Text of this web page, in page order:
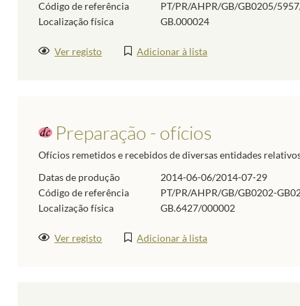
Código de referência
PT/PR/AHPR/GB/GB0205/
Localização física
GB.000024
Ver registo Adicionar à lista
Preparação - ofícios
Ofícios remetidos e recebidos de diversas entidades
Datas de produção
2014-06-06/2014-07-29
Código de referência
PT/PR/AHPR/GB/GB0202-
Localização física
GB.6427/000002
Ver registo Adicionar à lista